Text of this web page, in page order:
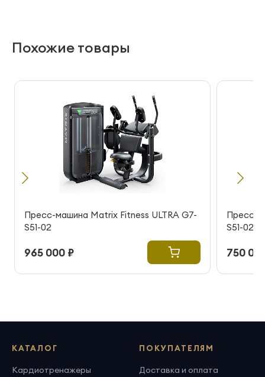
Похожие товары
Пресс-машина Matrix Fitness ULTRA G7-
S51-02
965 000 ₽
Пресс-
S51-02
750
КАТАЛОГ
Кардиотренажеры
ПОКУПАТЕЛЯМ
Доставка и оплата